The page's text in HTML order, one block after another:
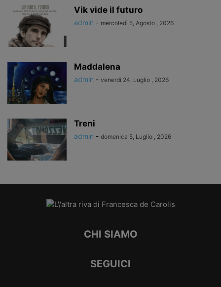
Vik vide il futuro
admin - mercoledì 5, Agosto , 2026
Maddalena
admin - venerdì 24, Luglio , 2026
Treni
admin - domenica 5, Luglio , 2026
CHI SIAMO
SEGUICI